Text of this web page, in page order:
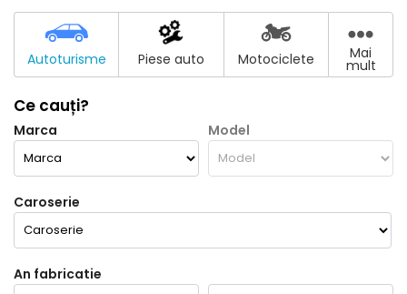
Autoturisme Piese auto Motociclete Mai
mult
Ce cauți?
Marca Model
Caroserie
An fabricatie